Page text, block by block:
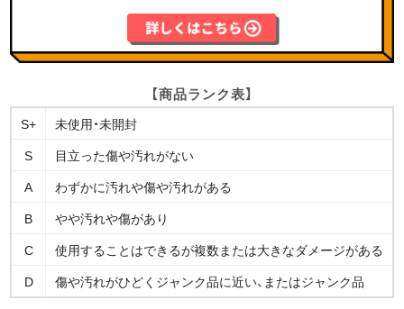
【商品ランク表】
S+
未使用・未開封
S
目立った傷や汚れがない
A
わずかに汚れや傷や汚れがある
B
やや汚れや傷があり
C
使用することはできるが複数または大きなダメージがある
D
傷や汚れがひどくジャンク品に近い、またはジャンク品